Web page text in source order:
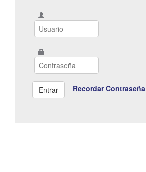
Recordar Contraseña